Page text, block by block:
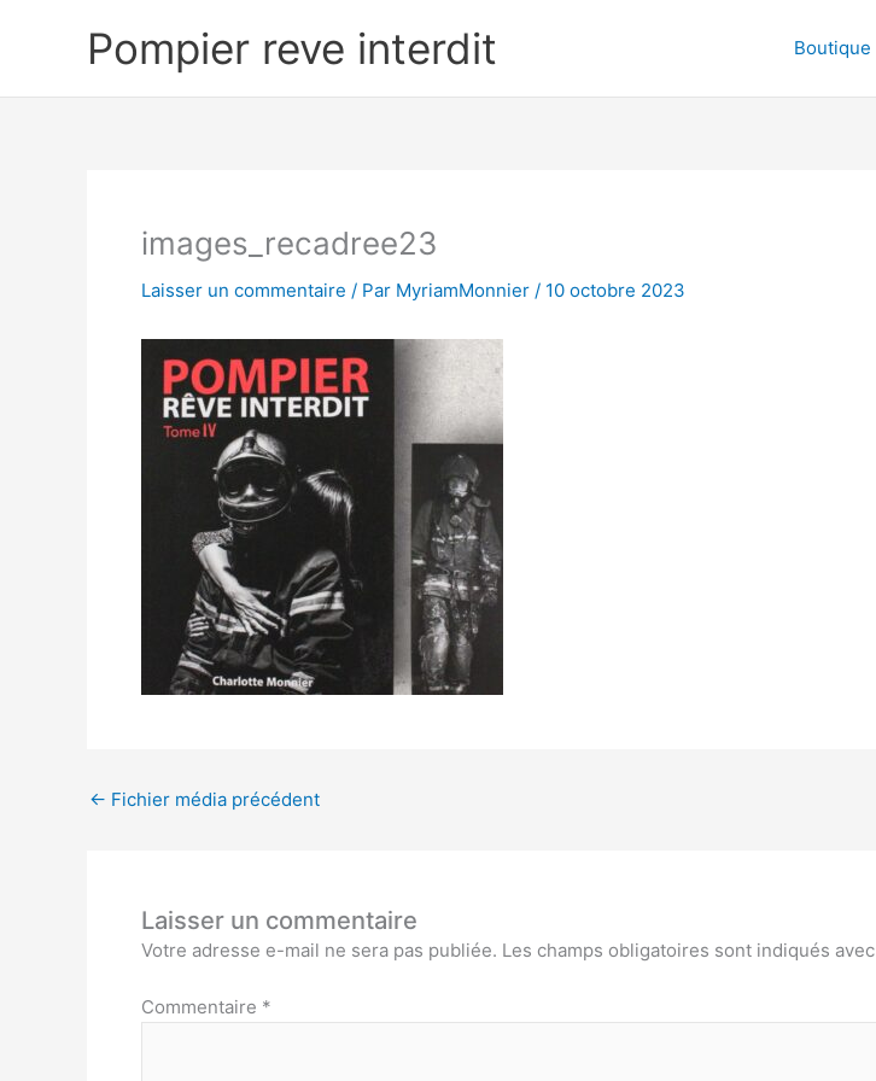
Pompier reve interdit Boutique
images_recadree23
Laisser un commentaire / Par MyriamMonnier / 10 octobre 2023
← Fichier média précédent
Laisser un commentaire
Votre adresse e-mail ne sera pas publiée. Les champs obligatoires sont indiqués avec
Commentaire *